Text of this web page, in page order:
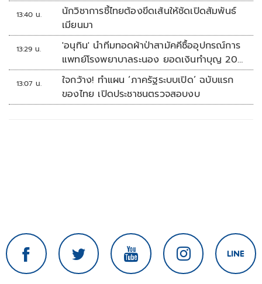
13:40 น.
นักวิชาการชี้ไทยต้องขีดเส้นให้ชัดเปิดสัมพันธ์
เมียนมา
13:29 น.
'อนุทิน' นำทีมทอดผ้าป่าสามัคคีซื้ออุปกรณ์การ
แพทย์โรงพยาบาลระนอง ยอดเงินทำบุญ 20
ล้านบาท
13:07 น.
ใจกว้าง! ทำแผน ‘ภาครัฐระบบเปิด’ ฉบับแรก
ของไทย เปิดประชาชนตรวจสอบงบ